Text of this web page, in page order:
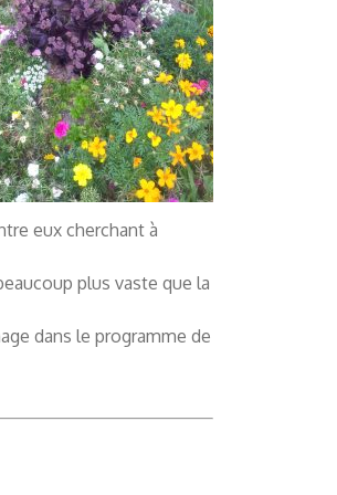
eux cherchant à
plus vaste que la
dans le programme de